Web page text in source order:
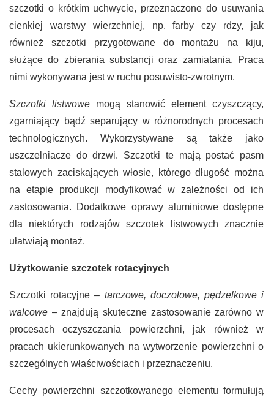
szczotki o krótkim uchwycie, przeznaczone do usuwania
cienkiej warstwy wierzchniej, np. farby czy rdzy, jak
również szczotki przygotowane do montażu na kiju,
służące do zbierania substancji oraz zamiatania. Praca
nimi wykonywana jest w ruchu posuwisto-zwrotnym.
Szczotki listwowe mogą stanowić element czyszczący,
zgarniający bądź separujący w różnorodnych procesach
technologicznych. Wykorzystywane są także jako
uszczelniacze do drzwi. Szczotki te mają postać pasm
stalowych zaciskających włosie, którego długość można
na etapie produkcji modyfikować w zależności od ich
zastosowania. Dodatkowe oprawy aluminiowe dostępne
dla niektórych rodzajów szczotek listwowych znacznie
ułatwiają montaż.
Użytkowanie szczotek rotacyjnych
Szczotki rotacyjne – tarczowe, doczołowe, pędzelkowe i
walcowe – znajdują skuteczne zastosowanie zarówno w
procesach oczyszczania powierzchni, jak również w
pracach ukierunkowanych na wytworzenie powierzchni o
szczególnych właściwościach i przeznaczeniu.
Cechy powierzchni szczotkowanego elementu formułują